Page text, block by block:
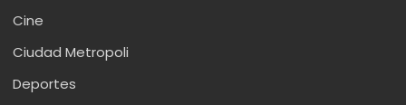
Cine
Ciudad Metropoli
Deportes